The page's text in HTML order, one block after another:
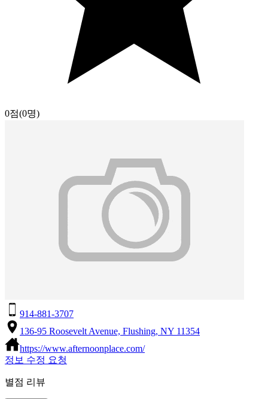
0점(0명)
914-881-3707
136-95 Roosevelt Avenue, Flushing, NY 11354
https://www.afternoonplace.com/
정보 수정 요청
별점 리뷰